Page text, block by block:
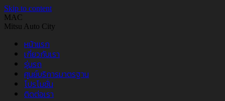
Skip to content
MAC
Mitsu Auto City
หน้าแรก
เกี่ยวกับเรา
รุ่นรถ
ศูนย์บริการมาตรฐาน
โปรโมชั่น
ติดต่อเรา